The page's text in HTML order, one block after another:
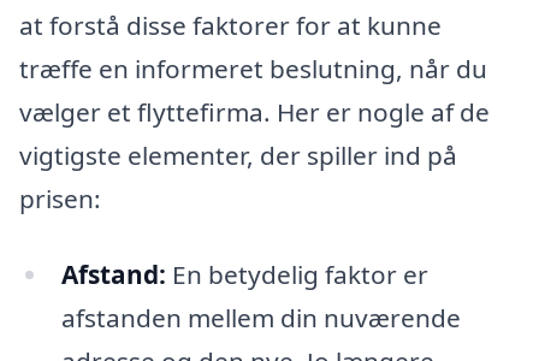
at forstå disse faktorer for at kunne
træffe en informeret beslutning, når du
vælger et flyttefirma. Her er nogle af de
vigtigste elementer, der spiller ind på
prisen:
Afstand: En betydelig faktor er
afstanden mellem din nuværende